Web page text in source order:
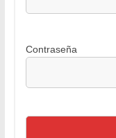
Contraseña